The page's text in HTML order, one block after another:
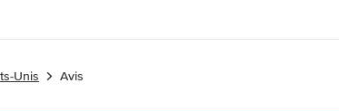
Unis Avis